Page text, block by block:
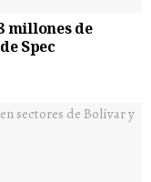
millones de
Spec